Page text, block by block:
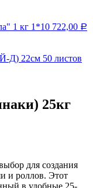
1 кг 1*10 722,00 Р
Д) 22см 50 листов
25кг
для создания
и роллов. Этот
в удобные 25-